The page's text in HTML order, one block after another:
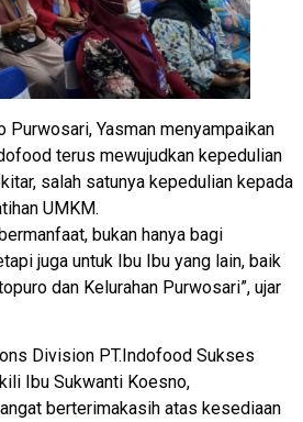
Purwosari, Yasman menyampaikan
terus mewujudkan kepedulian
salah satunya kepedulian kepada
UMKM.
bukan hanya bagi
juga untuk Ibu Ibu yang lain, baik
dan Kelurahan Purwosari”, ujar
Division PT.Indofood Sukses
Ibu Sukwanti Koesno,
berterimakasih atas kesediaan